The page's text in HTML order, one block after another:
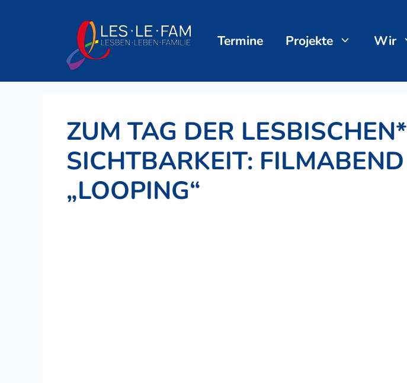
Termine Projekte Wir
ZUM TAG DER LESBISCHEN*
SICHTBARKEIT: FILMABEND
„LOOPING“